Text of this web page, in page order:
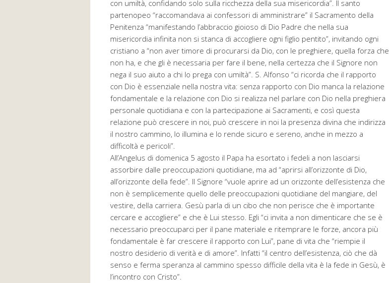
con umiltà, confidando solo sulla ricchezza della sua misericordia”. Il santo
partenopeo “raccomandava ai confessori di amministrare” il Sacramento della
Penitenza “manifestando l’abbraccio gioioso di Dio Padre che nella sua
misericordia infinita non si stanca di accogliere ogni figlio pentito”, invitando ogni
cristiano a “non aver timore di procurarsi da Dio, con le preghiere, quella forza che
non ha, e che gli è necessaria per fare il bene, nella certezza che il Signore non
nega il suo aiuto a chi lo prega con umiltà”. S. Alfonso “ci ricorda che il rapporto
con Dio è essenziale nella nostra vita: senza rapporto con Dio manca la relazione
fondamentale e la relazione con Dio si realizza nel parlare con Dio nella preghiera
personale quotidiana e con la partecipazione ai Sacramenti, e così questa
relazione può crescere in noi, può crescere in noi la presenza divina che indirizza
il nostro cammino, lo illumina e lo rende sicuro e sereno, anche in mezzo a
difficoltà e pericoli”.
All’Angelus di domenica 5 agosto il Papa ha esortato i fedeli a non lasciarsi
assorbire dalle preoccupazioni quotidiane, ma ad “aprirsi all’orizzonte di Dio,
all’orizzonte della fede”. Il Signore “vuole aprire ad un orizzonte dell’esistenza che
non è semplicemente quello delle preoccupazioni quotidiane del mangiare, del
vestire, della carriera. Gesù parla di un cibo che non perisce che è importante
cercare e accogliere” e che è Lui stesso. Egli “ci invita a non dimenticare che se è
necessario preoccuparci per il pane materiale e ritemprare le forze, ancora più
fondamentale è far crescere il rapporto con Lui”, pane di vita che “riempie il
nostro desiderio di verità e di amore”. Infatti “il centro dell’esistenza, ciò che dà
senso e ferma speranza al cammino spesso difficile della vita è la fede in Gesù, è
l’incontro con Cristo”.